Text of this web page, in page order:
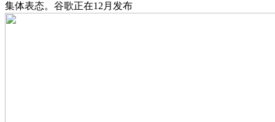
集体表态。谷歌正在12月发布